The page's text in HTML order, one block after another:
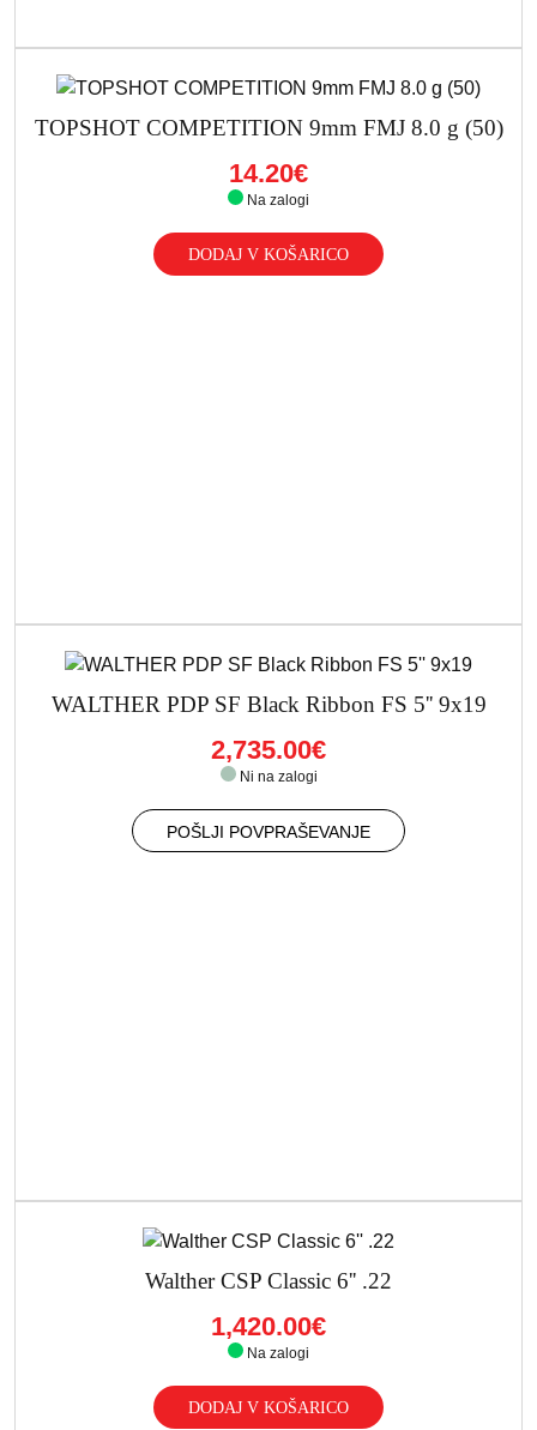
TOPSHOT COMPETITION 9mm FMJ 8.0 g (50)
14.20€
Na zalogi
DODAJ V KOŠARICO
WALTHER PDP SF Black Ribbon FS 5'' 9x19
2,735.00€
Ni na zalogi
POŠLJI POVPRAŠEVANJE
Walther CSP Classic 6'' .22
1,420.00€
Na zalogi
DODAJ V KOŠARICO